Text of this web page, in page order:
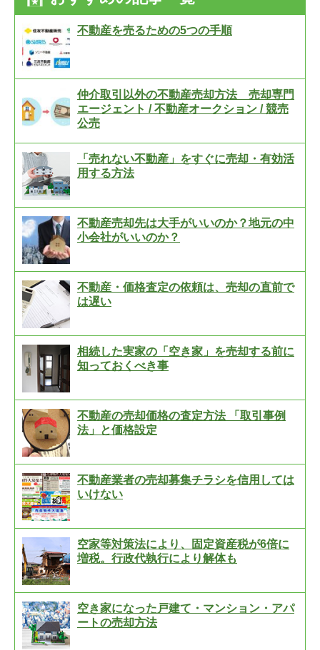
不動産を売るための5つの手順
仲介取引以外の不動産売却方法 売却専門
エージェント / 不動産オークション / 競売
公売
「売れない不動産」をすぐに売却・有効活
用する方法
不動産売却先は大手がいいのか？地元の中
小会社がいいのか？
不動産・価格査定の依頼は、売却の直前で
は遅い
相続した実家の「空き家」を売却する前に
知っておくべき事
不動産の売却価格の査定方法 「取引事例
法」と価格設定
不動産業者の売却募集チラシを信用しては
いけない
空家等対策法により、固定資産税が6倍に
増税。行政代執行により解体も
空き家になった戸建て・マンション・アパ
ートの売却方法